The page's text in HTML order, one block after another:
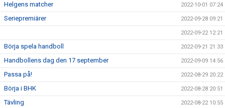
Helgens matcher 2022-10-01 07:24
Seriepremiärer 2022-09-28 09:21
2022-09-22 12:21
Börja spela handboll 2022-09-21 21:33
Handbollens dag den 17 september 2022-09-09 14:56
Passa på! 2022-08-29 20:22
Börja i BHK 2022-08-28 20:51
Tävling 2022-08-22 10:55